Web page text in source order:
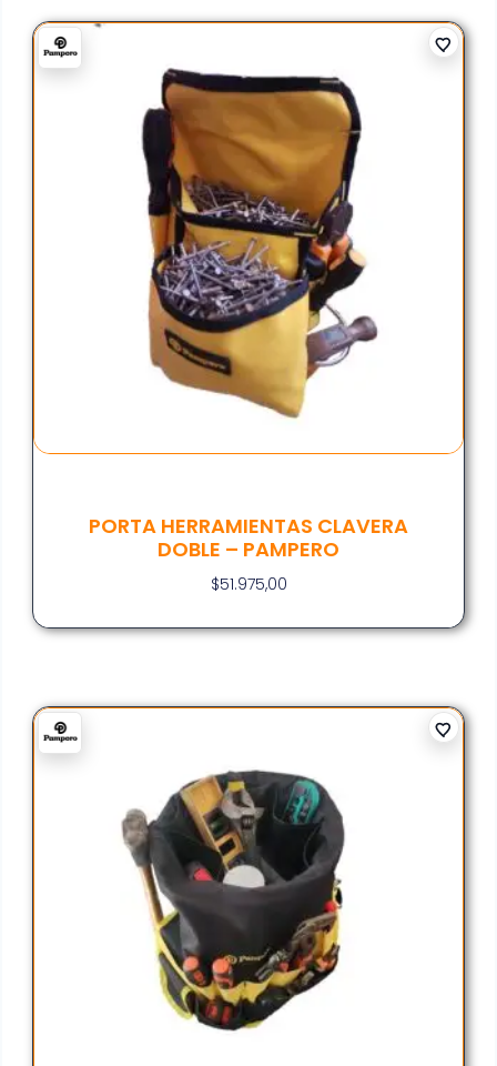
PORTA HERRAMIENTAS CLAVERA
DOBLE – PAMPERO
$51.975,00